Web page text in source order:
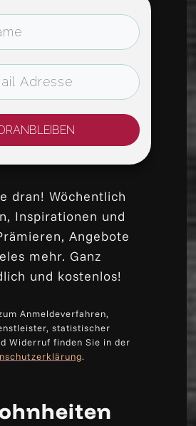
dran! Wöchentlich
Inspirationen und
Angebote
mehr. Ganz
und kostenlos!
Anmeldeverfahren,
statistischer
Widerruf finden Sie in der
.